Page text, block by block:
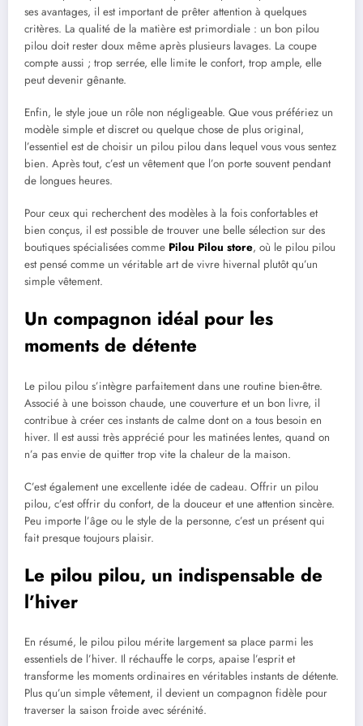
ses avantages, il est important de prêter attention à quelques
critères. La qualité de la matière est primordiale : un bon pilou
pilou doit rester doux même après plusieurs lavages. La coupe
compte aussi ; trop serrée, elle limite le confort, trop ample, elle
peut devenir gênante.
Enfin, le style joue un rôle non négligeable. Que vous préfériez un
modèle simple et discret ou quelque chose de plus original,
l’essentiel est de choisir un pilou pilou dans lequel vous vous sentez
bien. Après tout, c’est un vêtement que l’on porte souvent pendant
de longues heures.
Pour ceux qui recherchent des modèles à la fois confortables et
bien conçus, il est possible de trouver une belle sélection sur des
boutiques spécialisées comme Pilou Pilou store, où le pilou pilou
est pensé comme un véritable art de vivre hivernal plutôt qu’un
simple vêtement.
Un compagnon idéal pour les
moments de détente
Le pilou pilou s’intègre parfaitement dans une routine bien-être.
Associé à une boisson chaude, une couverture et un bon livre, il
contribue à créer ces instants de calme dont on a tous besoin en
hiver. Il est aussi très apprécié pour les matinées lentes, quand on
n’a pas envie de quitter trop vite la chaleur de la maison.
C’est également une excellente idée de cadeau. Offrir un pilou
pilou, c’est offrir du confort, de la douceur et une attention sincère.
Peu importe l’âge ou le style de la personne, c’est un présent qui
fait presque toujours plaisir.
Le pilou pilou, un indispensable de
l’hiver
En résumé, le pilou pilou mérite largement sa place parmi les
essentiels de l’hiver. Il réchauffe le corps, apaise l’esprit et
transforme les moments ordinaires en véritables instants de détente.
Plus qu’un simple vêtement, il devient un compagnon fidèle pour
traverser la saison froide avec sérénité.